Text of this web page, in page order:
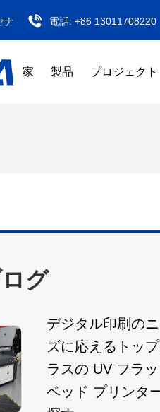
ナ 電話: +86 13011708220
家 製品 プロジェクト
グ
デジタル印刷の
ズに応えるトッ
ラスの UV フラッ
ベッド プリンタ